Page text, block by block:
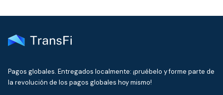
Pagos globales. Entregados localmente: ¡pruébelo y forme parte de
la revolución de los pagos globales hoy mismo!